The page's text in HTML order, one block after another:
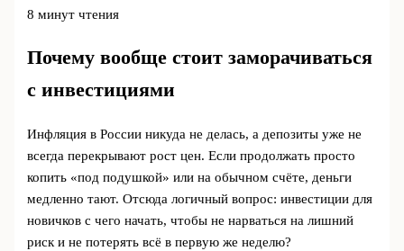
8 минут чтения
Почему вообще стоит заморачиваться
с инвестициями
Инфляция в России никуда не делась, а депозиты уже не
всегда перекрывают рост цен. Если продолжать просто
копить «под подушкой» или на обычном счёте, деньги
медленно тают. Отсюда логичный вопрос: инвестиции для
новичков с чего начать, чтобы не нарваться на лишний
риск и не потерять всё в первую же неделю?